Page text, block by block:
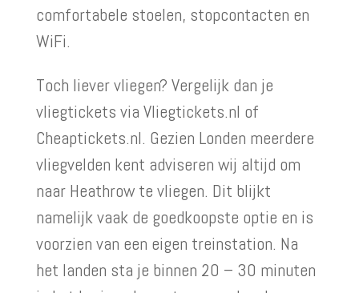
comfortabele stoelen, stopcontacten en
WiFi.
Toch liever vliegen? Vergelijk dan je
vliegtickets via Vliegtickets.nl of
Cheaptickets.nl. Gezien Londen meerdere
vliegvelden kent adviseren wij altijd om
naar Heathrow te vliegen. Dit blijkt
namelijk vaak de goedkoopste optie en is
voorzien van een eigen treinstation. Na
het landen sta je binnen 20 – 30 minuten